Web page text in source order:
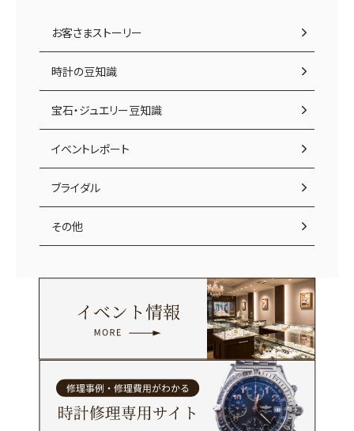
お客さまストーリー
時計の豆知識
宝石・ジュエリー豆知識
イベントレポート
ブライダル
その他